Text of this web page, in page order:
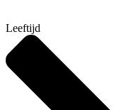
Leeftijd